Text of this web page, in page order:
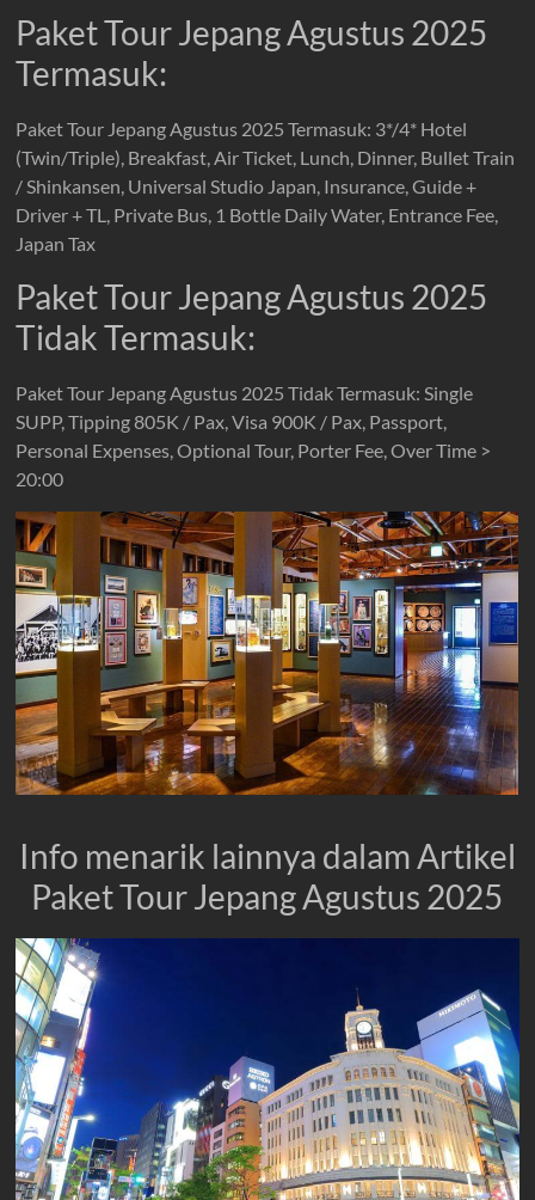
Paket Tour Jepang Agustus 2025
Termasuk:
Paket Tour Jepang Agustus 2025 Termasuk: 3*/4* Hotel
(Twin/Triple), Breakfast, Air Ticket, Lunch, Dinner, Bullet Train
/ Shinkansen, Universal Studio Japan, Insurance, Guide +
Driver + TL, Private Bus, 1 Bottle Daily Water, Entrance Fee,
Japan Tax
Paket Tour Jepang Agustus 2025
Tidak Termasuk:
Paket Tour Jepang Agustus 2025 Tidak Termasuk: Single
SUPP, Tipping 805K / Pax, Visa 900K / Pax, Passport,
Personal Expenses, Optional Tour, Porter Fee, Over Time >
20:00
Info menarik lainnya dalam Artikel
Paket Tour Jepang Agustus 2025